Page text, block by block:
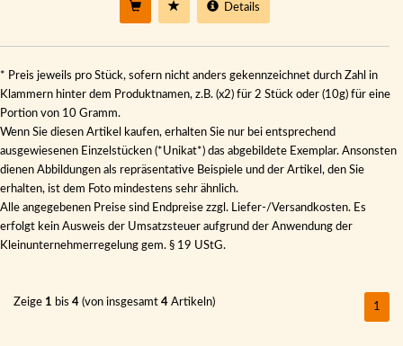
Details
* Preis jeweils pro Stück, sofern nicht anders gekennzeichnet durch Zahl in
Klammern hinter dem Produktnamen, z.B. (x2) für 2 Stück oder (10g) für eine
Portion von 10 Gramm.
Wenn Sie diesen Artikel kaufen, erhalten Sie nur bei entsprechend
ausgewiesenen Einzelstücken (*Unikat*) das abgebildete Exemplar. Ansonsten
dienen Abbildungen als repräsentative Beispiele und der Artikel, den Sie
erhalten, ist dem Foto mindestens sehr ähnlich.
Alle angegebenen Preise sind Endpreise zzgl. Liefer-/Versandkosten. Es
erfolgt kein Ausweis der Umsatzsteuer aufgrund der Anwendung der
Kleinunternehmerregelung gem. § 19 UStG.
Zeige 1 bis 4 (von insgesamt 4 Artikeln) 1